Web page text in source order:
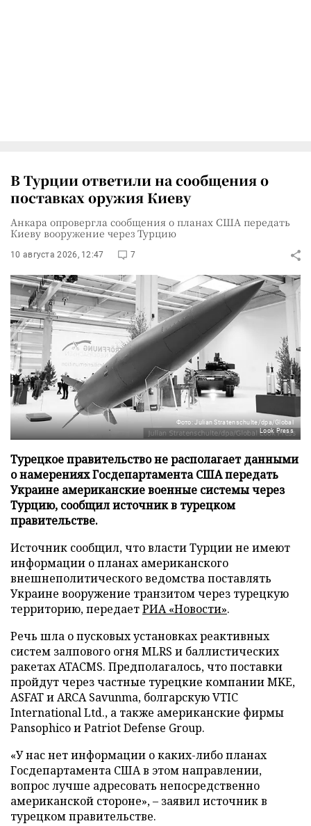
В Турции ответили на сообщения о
поставках оружия Киеву
Анкара опровергла сообщения о планах США передать
Киеву вооружение через Турцию
10 августа 2026, 12:47 7
Фото: Julian Stratenschulte/dpa/Global
Look Press
Турецкое правительство не располагает данными
о намерениях Госдепартамента США передать
Украине американские военные системы через
Турцию, сообщил источник в турецком
правительстве.
Источник сообщил, что власти Турции не имеют
информации о планах американского
внешнеполитического ведомства поставлять
Украине вооружение транзитом через турецкую
территорию, передаетРИА «Новости».
Речь шла о пусковых установках реактивных
систем залпового огня MLRS и баллистических
ракетах ATACMS. Предполагалось, что поставки
пройдут через частные турецкие компании MKE,
ASFAT и ARCA Savunma, болгарскую VTIC
International Ltd., а также американские фирмы
Pansophico и Patriot Defense Group.
«У нас нет информации о каких-либо планах
Госдепартамента США в этом направлении,
вопрос лучше адресовать непосредственно
американской стороне», – заявил источник в
турецком правительстве.